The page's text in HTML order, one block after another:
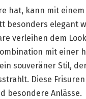
hat, kann mit
besonders elegant
verleihen dem
mit einer
souveräner Stil,
Diese
besondere Anlässe.